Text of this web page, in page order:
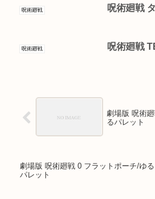
呪術廻戦 呪術廻戦
呪術廻戦 呪術廻戦
劇場版 呪術
るパレット
劇場版 呪術廻戦 0 フラットポーチ/ゆる
パレット